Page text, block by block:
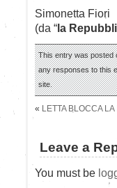
Simonetta Fiori
(da “la
This entry was posted
any responses to this
site.
« LETTA BLOCCA
Leave a
You must be